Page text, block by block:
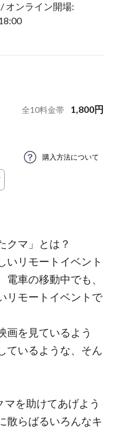
オンライン開場:
全10料金帯 1,800円
購入方法について
クマ」とは？
いリモートイベント
車の移動中でも、
リモートイベントで
画を見ているよう
ているような、そん
を助けてあげよう
散らばるいろんなキ